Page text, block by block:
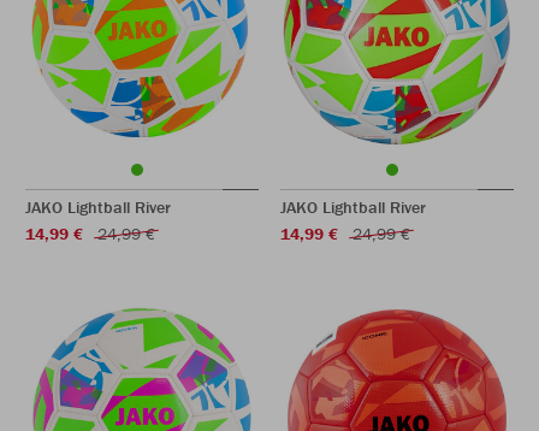
JAKO Lightball River
14,99 €
24,99 €
JAKO Lightball River
14,99 €
24,99 €